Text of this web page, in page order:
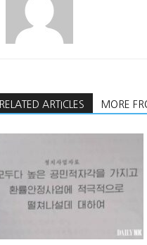
RELATED ARTICLES MORE